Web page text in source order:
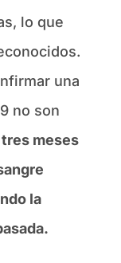
lo que
una
no son
meses
la